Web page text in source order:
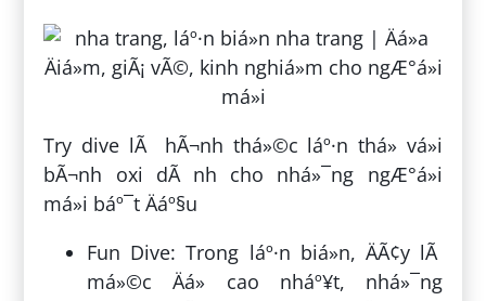
Try dive lÃ hÃ¬nh thá»©c láº·n thá»­ vá»i
bÃ¬nh oxi dÃ nh cho nhá»¯ng ngÆ°á»i
má»i báº¯t Äáº§u
Fun Dive: Trong láº·n biá»n, ÄÃ¢y lÃ
má»©c Äá» cao nháº¥t, nhá»¯ng